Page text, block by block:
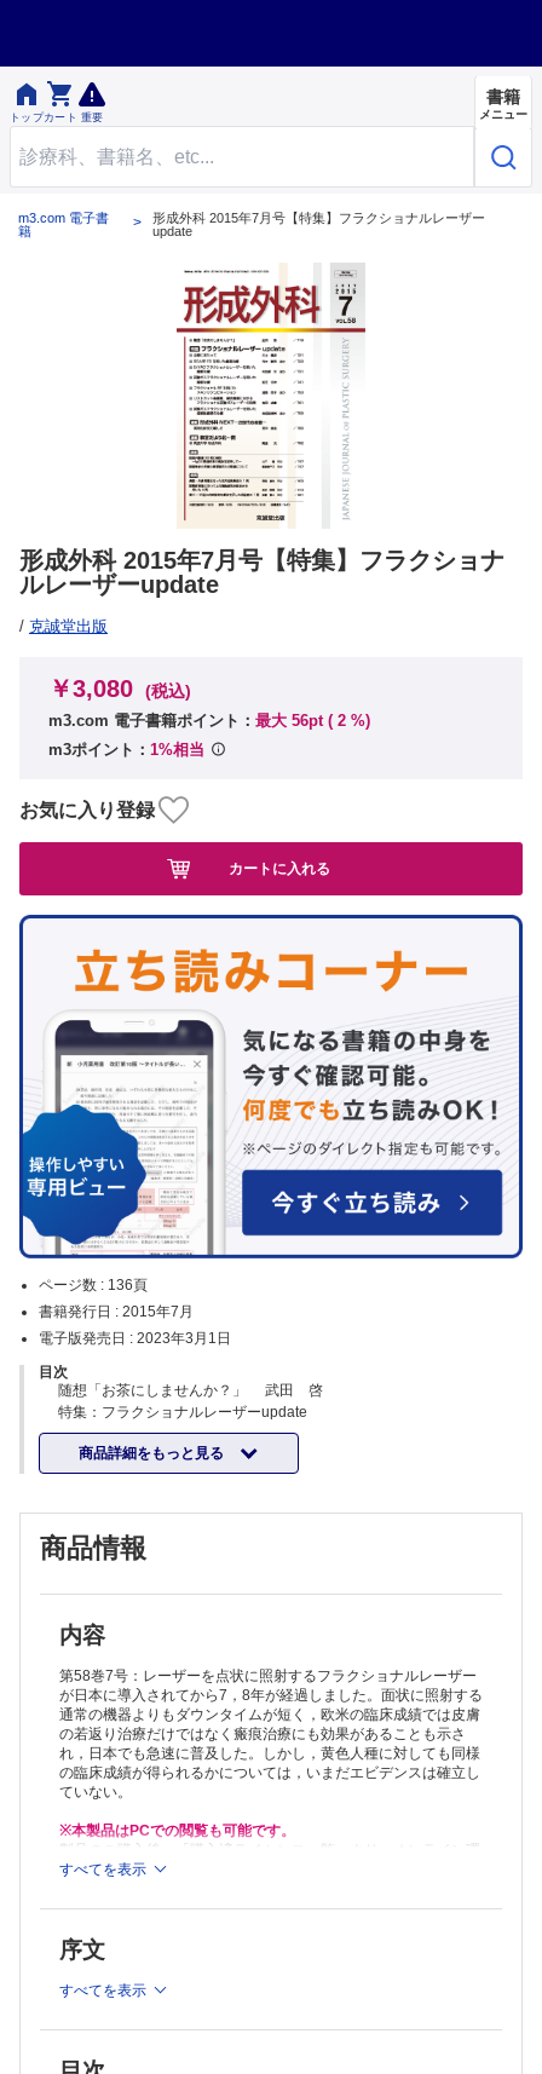

トップ

カート 重要
書籍
メニュー
m3.com 電子書
籍
形成外科 2015年7月号【特集】フラクショナルレーザー
update
形成外科 2015年7月号【特集】フラクショナ
ルレーザーupdate
/ 克誠堂出版
ページ数 : 136頁
書籍発行日 : 2015年7月
電子版発売日 : 2023年3月1日
目次
随想「お茶にしませんか？」 武田 啓
特集：フラクショナルレーザーupdate
企画にあたって 川上重彦
SCAAR FXを用いた瘢痕治療 竹本剛司ほか
Er:YAGフラクショナルレーザーを用いた瘢痕治療 矢加部 文ほか
リストカット後瘢痕，線状瘢痕に対するフラクショナル炭酸ガスレーザ
ーの効果 宮田成章
連載：形成外科NEXT─次世代の本音─
実用化研究の難しさ 田中里佳
連載：教室だより北～南
(7)筑波大学 形成外科 関堂 充
原著
眼窩内腫瘍30例の検討─IgG4関連疾患の概念を加味して─ 山下 建
ほか
眼窩骨折の形態と眼球陥凹との関連について 福場美千子ほか
症例
鼻腔・外鼻再建を行った先天性無鼻症の1例 森岡康祐ほか
頭頸部再建において上方茎胸鎖乳突筋皮弁を用いた4例 戎谷昭吾ほか
第II～IV趾に非典型的な癒合を示した合趾症の1例 加藤慎二ほか
商品詳細をもっと見る
￥3,080 (税込)
m3.com 電子書籍ポイント： 最大 56pt ( 2 %)
m3ポイント： 1%相当
お気に入り登録
カートに入れる
商品情報
内容
第58巻7号：レーザーを点状に照射するフラクショナルレーザー
が日本に導入されてから7，8年が経過しました。面状に照射する
通常の機器よりもダウンタイムが短く，欧米の臨床成績では皮膚
の若返り治療だけではなく瘢痕治療にも効果があることも示さ
れ，日本でも急速に普及した。しかし，黄色人種に対しても同様
の臨床成績が得られるかについては，いまだエビデンスは確立し
ていない。
※本製品はPCでの閲覧も可能です。
製品のご購入後、「購入済ライセンス一覧」より、オンライン環
境で閲覧可能なPDF版をご覧いただけます。詳細は
推奨ブラウザ： Firefox 最新版 / Google Chrome 最新版 / Safari
すべてを表示
序文
すべてを表示